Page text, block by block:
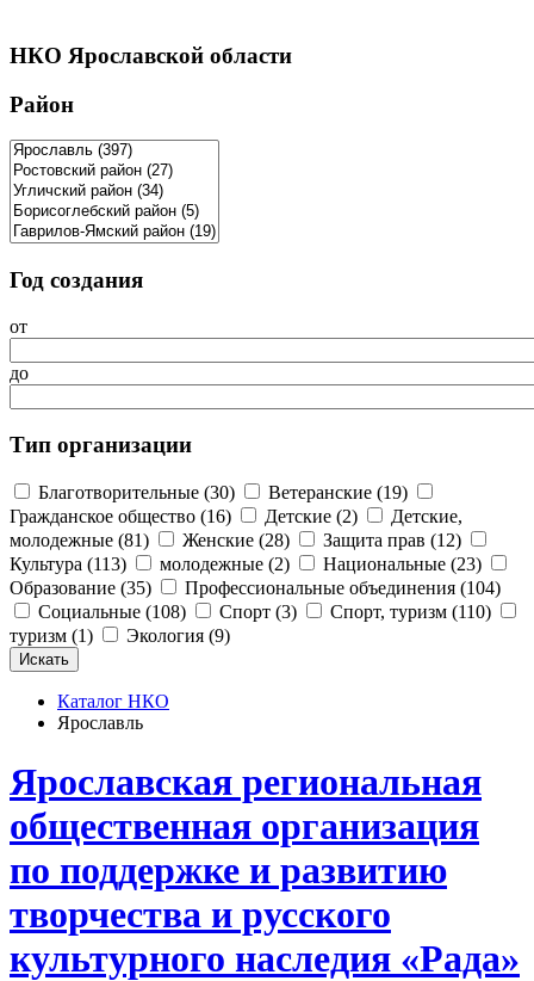
НКО Ярославской области
Район
Год создания
от
до
Тип организации
Благотворительные (30)
Ветеранские (19)
Гражданское общество (16)
Детские (2)
Детские,
молодежные (81)
Женские (28)
Защита прав (12)
Культура (113)
молодежные (2)
Национальные (23)
Образование (35)
Профессиональные объединения (104)
Социальные (108)
Спорт (3)
Спорт, туризм (110)
туризм (1)
Экология (9)
Каталог НКО
Ярославль
Ярославская региональная
общественная организация
по поддержке и развитию
творчества и русского
культурного наследия «Рада»